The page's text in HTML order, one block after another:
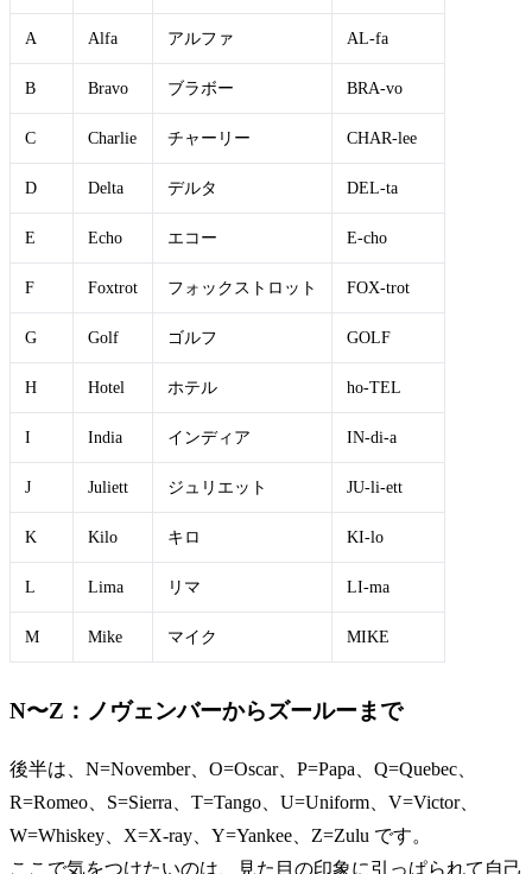
A Alfa アルファ AL-fa
B Bravo ブラボー BRA-vo
C Charlie チャーリー CHAR-lee
D Delta デルタ DEL-ta
E Echo エコー E-cho
F Foxtrot フォックストロット FOX-trot
G Golf ゴルフ GOLF
H Hotel ホテル ho-TEL
I India インディア IN-di-a
J Juliett ジュリエット JU-li-ett
K Kilo キロ KI-lo
L Lima リマ LI-ma
M Mike マイク MIKE
N〜Z：ノヴェンバーからズールーまで
後半は、N=November、O=Oscar、P=Papa、Q=Quebec、
R=Romeo、S=Sierra、T=Tango、U=Uniform、V=Victor、
W=Whiskey、X=X-ray、Y=Yankee、Z=Zulu です。
ここで気をつけたいのは、見た目の印象に引っぱられて自己